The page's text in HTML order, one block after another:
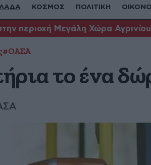
ΚΟΣΜΟΣ ΠΟΛΙΤΙΚΗ
περιοχή Μεγάλη Χώρα
#ΟΑΣΑ
το ένα